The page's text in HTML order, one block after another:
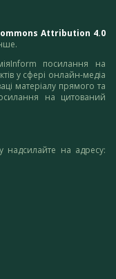
Attribution 4.0
посилання на
у сфері онлайн-медіа
матеріалу прямого та
на цитований
надсилайте на адресу: